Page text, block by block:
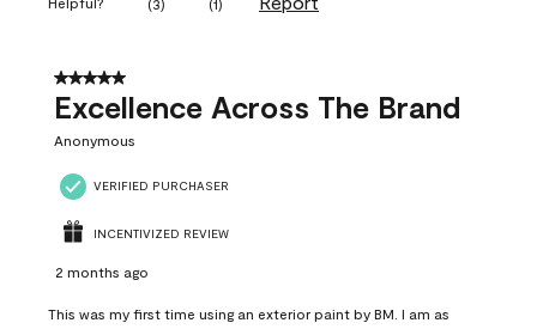
(3) (1 )
5 out of 5 stars.
Excellence Across The Brand
Anonymous
VERIFIED PURCHASER
INCENTIVIZED REVIEW
2 months ago
This was my first time using an exterior paint by BM. I am as